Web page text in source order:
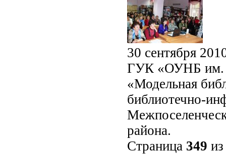
30 сентября
ГУК «ОУНБ им.
«Модельная
библиотечно-
района.
Страница 349